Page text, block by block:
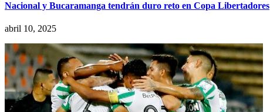
Nacional y Bucaramanga tendrán duro reto en Copa Libertadores
abril 10, 2025